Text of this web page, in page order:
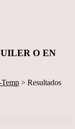
O EN
> Resultados